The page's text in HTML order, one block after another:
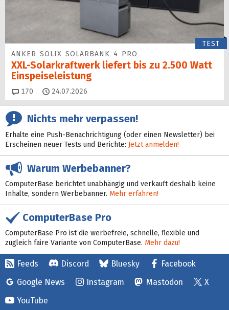
TEST
ANKER SOLIX SOLARBANK 4 PRO
XXL-Solarkraftwerk liefert bis zu 2.500 Watt
Einspeise­leistung
170 Kommentare
24.07.2026
Nichts mehr verpassen!
Erhalte eine Push-Benachrichtigung (oder einen Newsletter) bei
Erscheinen neuer Tests und Berichte: Jetzt anmelden!
Warum Werbebanner?
ComputerBase berichtet unabhängig und verkauft deshalb keine
Inhalte, sondern Werbebanner. Mehr erfahren!
ComputerBase Pro
ComputerBase Pro ist die werbefreie, schnelle, flexible und
zugleich faire Variante von ComputerBase. Mehr dazu!
Feeds Discord Bluesky
Facebook
Google News
Instagram Mastodon
X
YouTube